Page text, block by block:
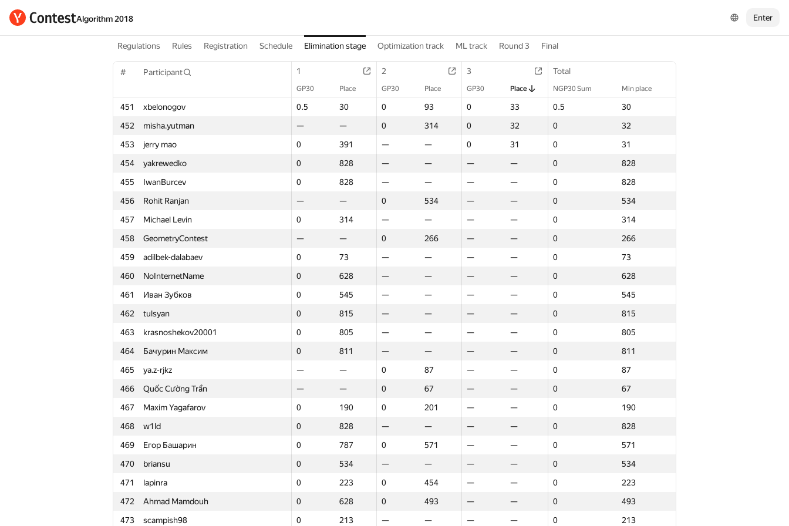
Algorithm 2018 Enter
Regulations Rules Registration Schedule Elimination stage Optimization track ML track Round 3 Final
# Participant 1 2 3 Total
GP30 Place GP30 Place GP30 Place NGP30 Sum Min place
451 xbelonogov 0.5 30 0 93 0 33 0.5
30
452
misha.yutman — — 0 314 0 32 0
32
453
jerry mao 0 391 — — 0 31 0
31
454
yakrewedko 0 828 — — — — 0
828
455
IwanBurcev 0 828 — — — — 0
828
456
Rohit Ranjan — — 0 534 — — 0
534
457
Michael Levin 0 314 — — — — 0
314
458
GeometryContest — — 0 266 — — 0
266
459
adilbek-dalabaev 0 73 — — — — 0
73
460
NoInternetName 0 628 — — — — 0
628
461
Иван Зубков 0 545 — — — — 0
545
462
tulsyan 0 815 — — — — 0
815
463
krasnoshekov20001 0 805 — — — — 0
805
464
Бачурин Максим 0 811 — — — — 0
811
465
ya.z-rjkz — — 0 87 — — 0
87
466
Quốc Cường Trần — — 0 67 — — 0
67
467
Maxim Yagafarov 0 190 0 201 — — 0
190
468
w1ld 0 828 — — — — 0
828
469
Егор Башарин 0 787 0 571 — — 0
571
470
briansu 0 534 — — — — 0
534
471
lapinra 0 223 0 454 — — 0
223
472
Ahmad Mamdouh 0 628 0 493 — — 0
493
473
scampish98 0 213 — — — — 0
213
1 2 Total
GP30 Place NGP30 Sum Min place